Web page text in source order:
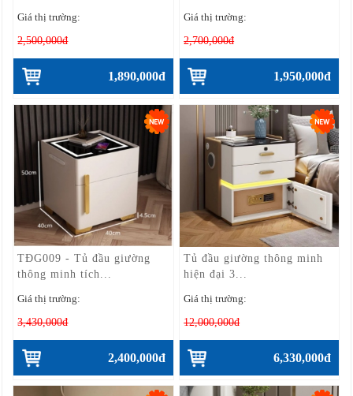
Giá thị trường:
2,500,000đ
1,890,000đ
Giá thị trường:
2,700,000đ
1,950,000đ
TĐG009 - Tủ đầu giường
thông minh tích...
Giá thị trường:
3,430,000đ
2,400,000đ
Tủ đầu giường thông minh
hiện đại 3...
Giá thị trường:
12,000,000đ
6,330,000đ